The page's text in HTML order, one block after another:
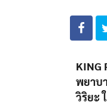
KING
พยาบ
วิริยะ